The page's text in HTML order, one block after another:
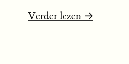
Verder lezen →